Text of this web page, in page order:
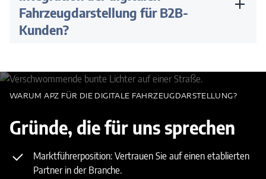
maßgeschneiderte Lösung können Sie Ihre Fahrzeuge flexibel
als Foto oder Video inklusive der dazugehörigen Informationen
Fahrzeugdarstellung für B2B-
Kunden?
erhalten ein digitales Rundum-Sorglos-Paket mit individueller
WARUM APZ FÜR DIE DIGITALE FAHRZEUGDARSTELLUNG?
Gründe, die für uns sprechen
Marktführerposition: Vertrauen Sie auf einen etablierten
Partner in der Branche.